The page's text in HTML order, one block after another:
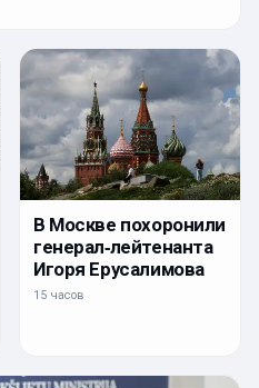
В Москве похоронили
генерал‑лейтенанта
Игоря Ерусалимова
15 часов